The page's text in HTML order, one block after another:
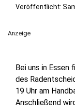
Veröffentlicht:
Anzeige
Bei uns in Essen
des
19 Uhr am
Anschließend